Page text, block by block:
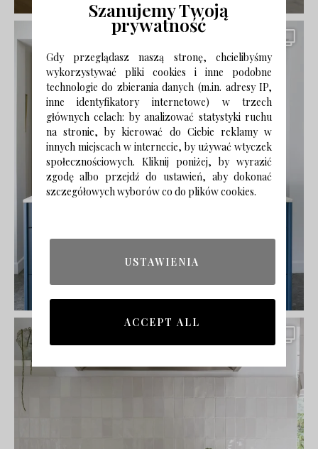
Szanujemy Twoją
prywatność
Gdy przeglądasz naszą stronę, chcielibyśmy
wykorzystywać pliki cookies i inne podobne
technologie do zbierania danych (m.in. adresy IP,
inne identyfikatory internetowe) w trzech
głównych celach: by analizować statystyki ruchu
na stronie, by kierować do Ciebie reklamy w
innych miejscach w internecie, by używać wtyczek
społecznościowych. Kliknij poniżej, by wyrazić
zgodę albo przejdź do ustawień, aby dokonać
szczegółowych wyborów co do plików cookies.
USTAWIENIA
ACCEPT ALL